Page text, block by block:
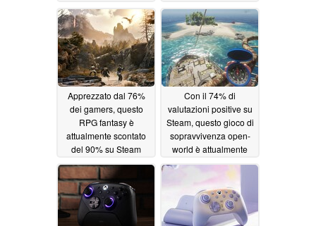
05/24/2026 05/23/2026
Apprezzato dal 76%
dei gamers, questo
RPG fantasy è
attualmente scontato
del 90% su Steam
05/22/2026
Con il 74% di
valutazioni positive su
Steam, questo gioco di
sopravvivenza open-
world è attualmente
scontato del 50%